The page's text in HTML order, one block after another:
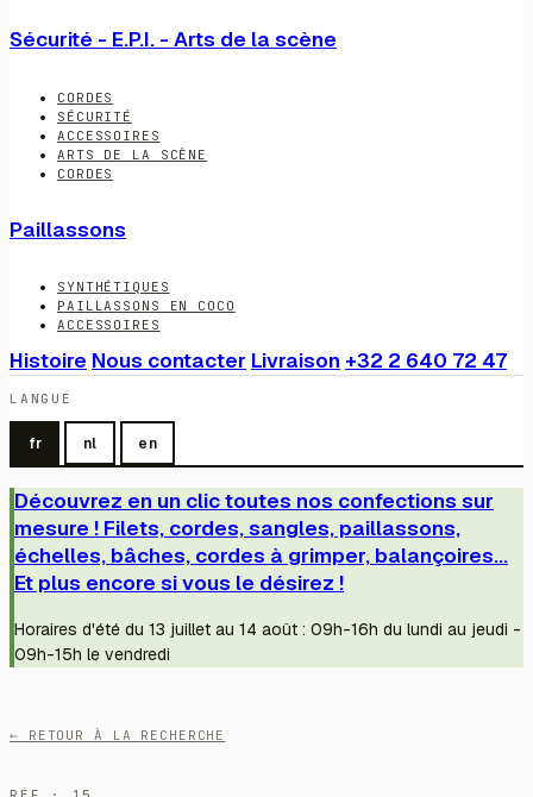
Sécurité - E.P.I. - Arts de la scène
CORDES
SÉCURITÉ
ACCESSOIRES
ARTS DE LA SCÈNE
CORDES
Paillassons
SYNTHÉTIQUES
PAILLASSONS EN COCO
ACCESSOIRES
Histoire Nous contacter Livraison +32 2 640 72 47
LANGUE
fr nl en
Découvrez en un clic toutes nos confections sur
mesure ! Filets, cordes, sangles, paillassons,
échelles, bâches, cordes à grimper, balançoires...
Et plus encore si vous le désirez !
Horaires d'été du 13 juillet au 14 août : 09h-16h du lundi au jeudi -
09h-15h le vendredi
← RETOUR À LA RECHERCHE